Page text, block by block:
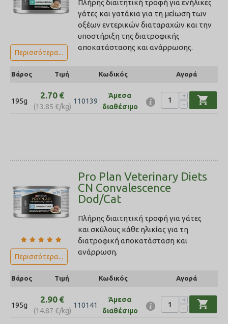
Πλήρης διαιτητική τροφή για ενήλικες
γάτες και γατάκια για τη μείωση των
οξέων εντερικών διαταραχών και την
υποστήριξη της διατροφικής
αποκατάστασης και ανάρρωσης.
Περισσότερα...
Βάρος Τιμή Κωδικός Αγορά
195g
2.70 €
(13.85 €/kg)
110139
Άμεσα
διαθέσιμο
+
−
shopping_cart
Pro Plan Veterinary Diets
CN Convalescence
Dod/Cat
Πλήρης διαιτητική τροφή για γάτες
και σκύλους κάθε ηλικίας για τη
διατροφική αποκατάσταση και
ανάρρωση.
Περισσότερα...
Βάρος Τιμή Κωδικός Αγορά
195g
2.90 €
(14.87 €/kg)
110141
Άμεσα
διαθέσιμο
+
−
shopping_cart